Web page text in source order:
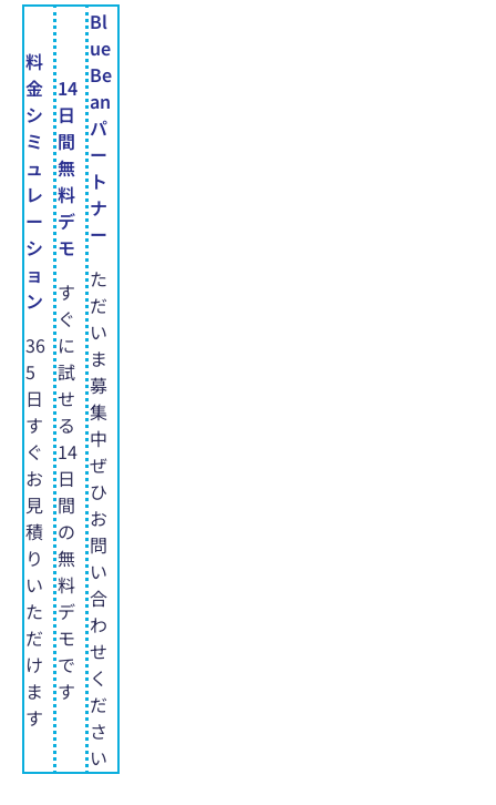
料
金
シ
ミ
ュ
レ
ー
シ
ョ
ン
36
5
日
す
ぐ
お
見
積
り
い
た
だ
け
ま
す
14
日
間
無
料
デ
モ
す
ぐ
に
試
せ
る
14
日
間
の
無
料
デ
モ
で
す
Bl
ue
Be
an
パ
ー
ト
ナ
ー
た
だ
い
ま
募
集
中
ぜ
ひ
お
問
い
合
わ
せ
く
だ
さ
い